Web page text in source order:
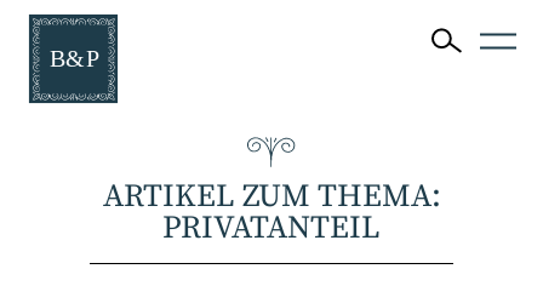
ARTIKEL ZUM THEMA:
PRIVATANTEIL